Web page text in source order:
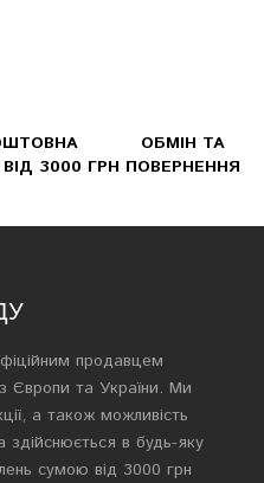
3000 ГРН
ОБМІН ТА
ПОВЕРНЕННЯ
продавцем
Європи та України. Ми
а також можливість
здійснюється в будь-яку
сумою від 3000 грн